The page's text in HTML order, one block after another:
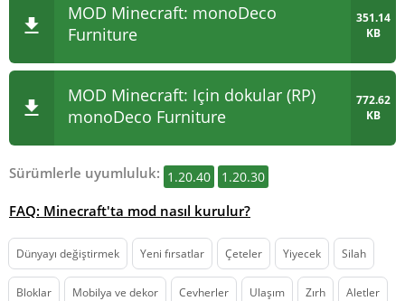
MOD Minecraft: monoDeco
Furniture
351.14
KB
MOD Minecraft: Için dokular (RP)
monoDeco Furniture
772.62
KB
Sürümlerle uyumluluk: 1.20.40 1.20.30
FAQ: Minecraft'ta mod nasıl kurulur?
Dünyayı değiştirmek Yeni fırsatlar Çeteler Yiyecek Silah
Bloklar Mobilya ve dekor Cevherler Ulaşım Zırh Aletler